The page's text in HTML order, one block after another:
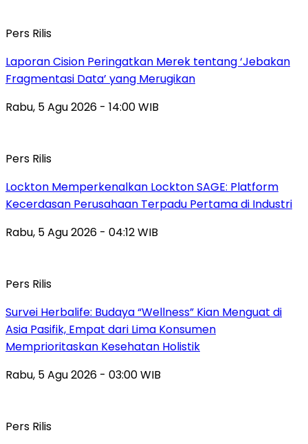
Pers Rilis
Laporan Cision Peringatkan Merek tentang ‘Jebakan
Fragmentasi Data’ yang Merugikan
Rabu, 5 Agu 2026 - 14:00 WIB
Pers Rilis
Lockton Memperkenalkan Lockton SAGE: Platform
Kecerdasan Perusahaan Terpadu Pertama di Industri
Rabu, 5 Agu 2026 - 04:12 WIB
Pers Rilis
Survei Herbalife: Budaya “Wellness” Kian Menguat di
Asia Pasifik, Empat dari Lima Konsumen
Memprioritaskan Kesehatan Holistik
Rabu, 5 Agu 2026 - 03:00 WIB
Pers Rilis